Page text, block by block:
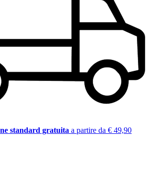
standard gratuita a partire da € 49,90